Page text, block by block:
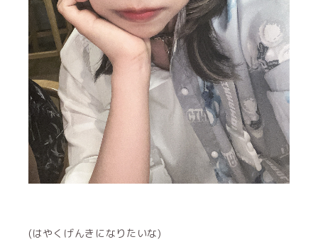
(はやくげんきになりたいな)